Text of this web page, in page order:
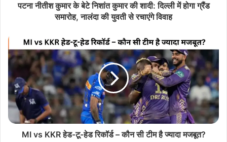
पटना नीतीश कुमार के बेटे निशांत कुमार की शादी: दिल्ली में होगा ग्रैंड
समारोह, नालंदा की युवती से रचाएंगे विवाह
MI vs KKR हेड-टू-हेड रिकॉर्ड – कौन सी टीम है ज्यादा मजबूत?